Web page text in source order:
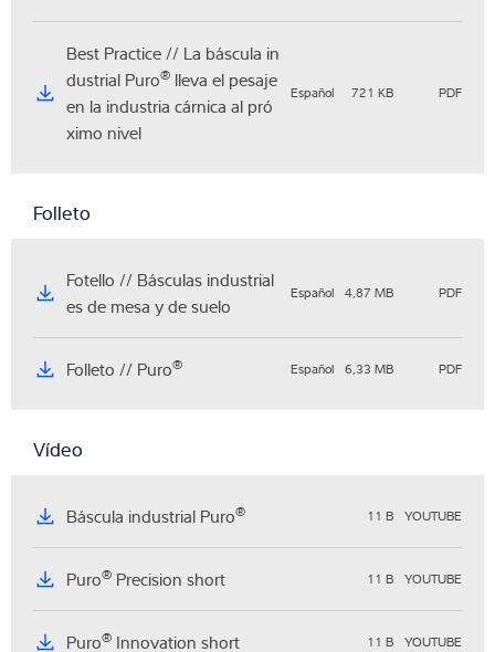
Best Practice // La báscula in
dustrial Puro® lleva el pesaje
en la industria cárnica al pró
ximo nivel
Español 721 KB PDF
Folleto
Fotello // Básculas industrial
es de mesa y de suelo
Español 4,87 MB PDF
Folleto // Puro® Español 6,33 MB PDF
Vídeo
Báscula industrial Puro® 11 B YOUTUBE
Puro® Precision short 11 B YOUTUBE
Puro® Innovation short 11 B YOUTUBE